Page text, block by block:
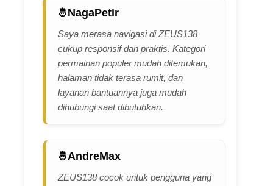
NagaPetir
Saya merasa navigasi di ZEUS138
cukup responsif dan praktis. Kategori
permainan populer mudah ditemukan,
halaman tidak terasa rumit, dan
layanan bantuannya juga mudah
dihubungi saat dibutuhkan.
AndreMax
ZEUS138 cocok untuk pengguna yang